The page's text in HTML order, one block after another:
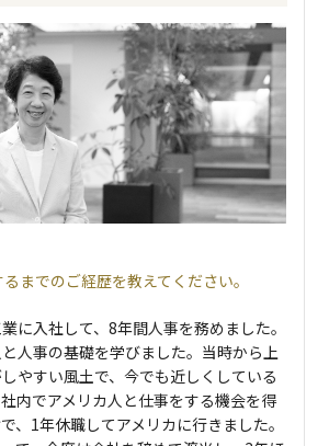
までのご経歴を教えてください。
に入社して、8年間人事を務めました。
人事の基礎を学びました。当時から上
やすい風土で、今でも近しくしている
内でアメリカ人と仕事をする機会を得
、1年休職してアメリカに行きました。